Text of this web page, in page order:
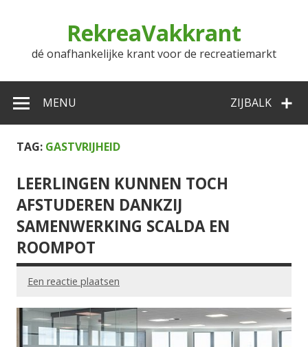
RekreaVakkrant
dé onafhankelijke krant voor de recreatiemarkt
ZIJBALK
MENU
TAG: GASTVRIJHEID
LEERLINGEN KUNNEN TOCH
AFSTUDEREN DANKZIJ
SAMENWERKING SCALDA EN
ROOMPOT
Een reactie plaatsen